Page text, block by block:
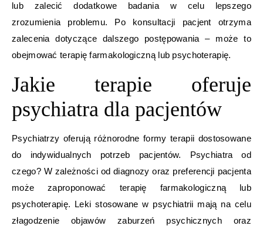
lub zalecić dodatkowe badania w celu lepszego
zrozumienia problemu. Po konsultacji pacjent otrzyma
zalecenia dotyczące dalszego postępowania – może to
obejmować terapię farmakologiczną lub psychoterapię.
Jakie terapie oferuje
psychiatra dla pacjentów
Psychiatrzy oferują różnorodne formy terapii dostosowane
do indywidualnych potrzeb pacjentów. Psychiatra od
czego? W zależności od diagnozy oraz preferencji pacjenta
może zaproponować terapię farmakologiczną lub
psychoterapię. Leki stosowane w psychiatrii mają na celu
złagodzenie objawów zaburzeń psychicznych oraz